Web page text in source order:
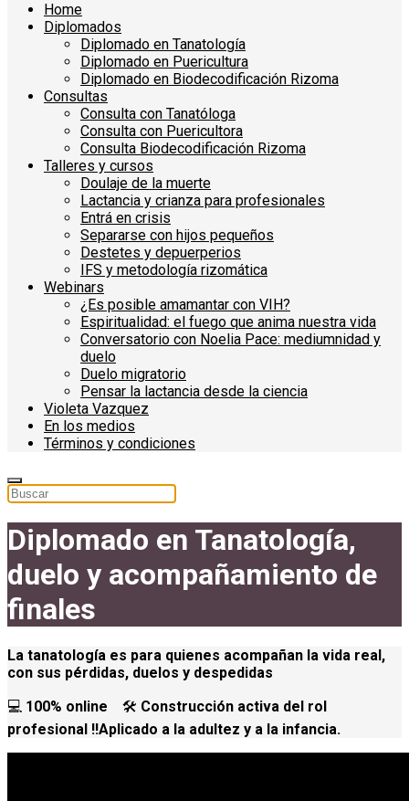
Home
Diplomados
Diplomado en Tanatología
Diplomado en Puericultura
Diplomado en Biodecodificación Rizoma
Consultas
Consulta con Tanatóloga
Consulta con Puericultora
Consulta Biodecodificación Rizoma
Talleres y cursos
Doulaje de la muerte
Lactancia y crianza para profesionales
Entrá en crisis
Separarse con hijos pequeños
Destetes y depuerperios
IFS y metodología rizomática
Webinars
¿Es posible amamantar con VIH?
Espiritualidad: el fuego que anima nuestra vida
Conversatorio con Noelia Pace: mediumnidad y
duelo
Duelo migratorio
Pensar la lactancia desde la ciencia
Violeta Vazquez
En los medios
Términos y condiciones
Diplomado en Tanatología,
duelo y acompañamiento de
finales
La tanatología es para quienes acompañan la vida real,
con sus pérdidas, duelos y despedidas
💻 100% online 🛠️ Construcción activa del rol
profesional ‼️Aplicado a la adultez y a la infancia.